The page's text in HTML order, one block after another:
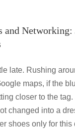
Dies
teilen
–
This
what
we
and Networking:
late. Rushing
maps, if the
closer to the
changed into a
shoes only for this